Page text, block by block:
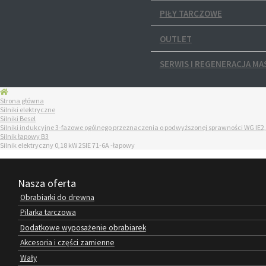
PIŁY TARCZOWE
OUTLET
SERWIS I REGENERACJA
Strona główna
Silniki elektryczne
Silniki Besel
Silniki indukcyjne 3-fazowe ogólnego przeznaczenia o podwyższonej sprawności WG IE2,
Silnik łapowy B3
Silnik elektryczny 0,18 kW 2SIE 71-6A -łapowy
Nasza oferta
Obrabiarki do drewna
Pilarka tarczowa
Dodatkowe wyposażenie obrabiarek
Akcesoria i części zamienne
Wały